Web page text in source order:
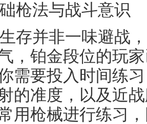
枪法与战斗意识
存并非一味避战
，铂金段位的玩
需要投入时间练
的准度，以及近
用枪械进行练习